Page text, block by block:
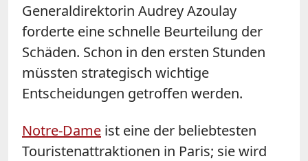
Generaldirektorin Audrey Azoulay
forderte eine schnelle Beurteilung der
Schäden. Schon in den ersten Stunden
müssten strategisch wichtige
Entscheidungen getroffen werden.
Notre-Dame ist eine der beliebtesten
Touristenattraktionen in Paris; sie wird